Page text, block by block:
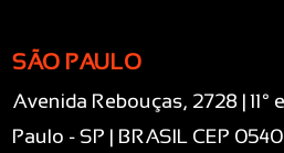
SÃO PAULO
Avenida Rebouças, 2728 | 11°
Paulo - SP | BRASIL CEP